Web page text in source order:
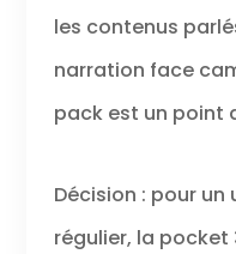
les contenus
narration face
pack est un point
Décision : pour
régulier, la